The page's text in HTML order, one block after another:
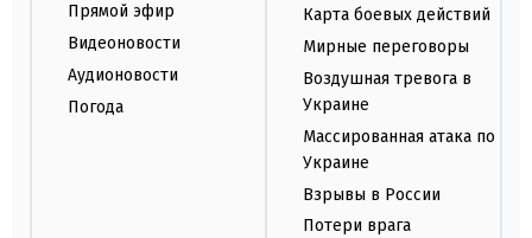
Прямой эфир
Видеоновости
Аудионовости
Погода
Карта боевых действий
Мирные переговоры
Воздушная тревога в
Украине
Массированная атака по
Украине
Взрывы в России
Потери врага